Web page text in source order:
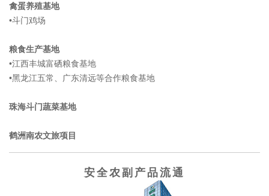
禽蛋养殖基地
•斗门鸡场
粮食生产基地
•江西丰城富硒粮食基地
•黑龙江五常、广东清远等合作粮食基地
珠海斗门蔬菜基地
鹤洲南农文旅项目
安全农副产品流通